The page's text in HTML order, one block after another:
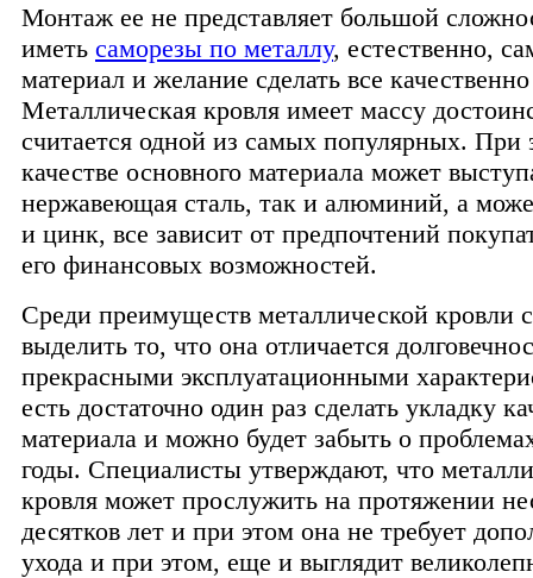
Монтаж ее не представляет большой
иметь саморезы по металлу, естественно,
материал и желание сделать все
Металлическая кровля имеет массу
считается одной из самых популярных. При
качестве основного материала может
нержавеющая сталь, так и алюминий, а
и цинк, все зависит от предпочтений
его финансовых возможностей.
Среди преимуществ металлической кровли
выделить то, что она отличается
прекрасными эксплуатационными
есть достаточно один раз сделать укладку
материала и можно будет забыть о
годы. Специалисты утверждают, что
кровля может прослужить на протяжении
десятков лет и при этом она не требует
ухода и при этом, еще и выглядит